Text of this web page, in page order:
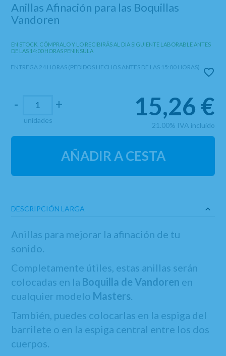
Anillas Afinación para las Boquillas
Vandoren
EN STOCK. CÓMPRALO Y LO RECIBIRÁS AL DIA SIGUIENTE LABORABLE ANTES
DE LAS 14:00 HORAS PENINSULA
ENTREGA 24 HORAS (PEDIDOS HECHOS ANTES DE LAS 15:00 HORAS)
-
unidades
+ 15,26 €
21.00% IVA incluido
AÑADIR A CESTA
DESCRIPCIÓN LARGA
Anillas para mejorar la afinación de tu
sonido.
Completamente útiles, estas anillas serán
colocadas en la Boquilla de Vandoren en
cualquier modelo Masters.
También, puedes colocarlas en la espiga del
barrilete o en la espiga central entre los dos
cuerpos.